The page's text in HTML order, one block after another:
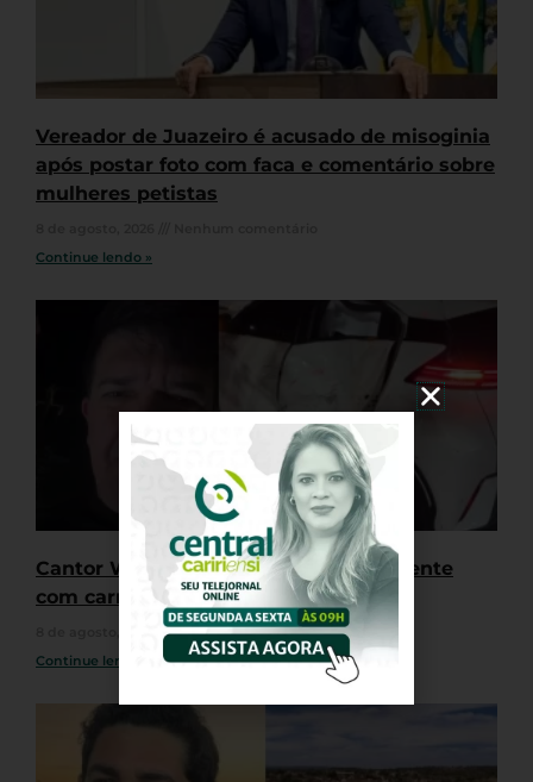
Vereador de Juazeiro é acusado de misoginia
após postar foto com faca e comentário sobre
mulheres petistas
Continue lendo »
Cantor Waldonys se envolve em acidente
com carro em Fortaleza
Nenhum comentário
Continue lendo »